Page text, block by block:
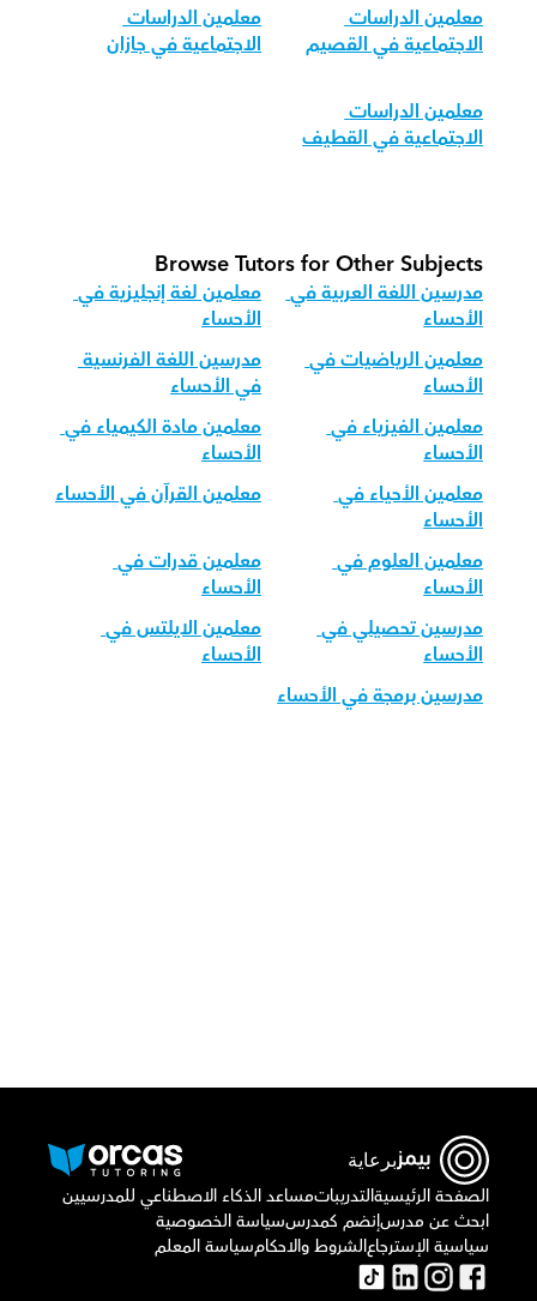
معلمين الدراسات
الاجتماعية في القصيم
معلمين الدراسات
الاجتماعية في جازان
معلمين الدراسات
الاجتماعية في القطيف
Browse Tutors for Other Subjects
مدرسين اللغة العربية في
الأحساء
معلمين لغة إنجليزية في
الأحساء
معلمين الرياضيات في
الأحساء
مدرسين اللغة الفرنسية
في الأحساء
معلمين الفيزياء في
الأحساء
معلمين مادة الكيمياء في
الأحساء
معلمين الأحياء في
الأحساء
معلمين القرآن في الأحساء
معلمين العلوم في
الأحساء
معلمين قدرات في
الأحساء
مدرسين تحصيلي في
الأحساء
معلمين الايلتس في
الأحساء
مدرسين برمجة في الأحساء
قم بتحميل تطبيق أوركاس
برعاية
الصفحة الرئيسيةالتدريباتمساعد الذكاء الاصطناعي للمدرسيين
ابحث عن مدرسإنضم كمدرسسياسة الخصوصية
سياسية الإسترجاعالشروط والاحكامسياسة المعلم